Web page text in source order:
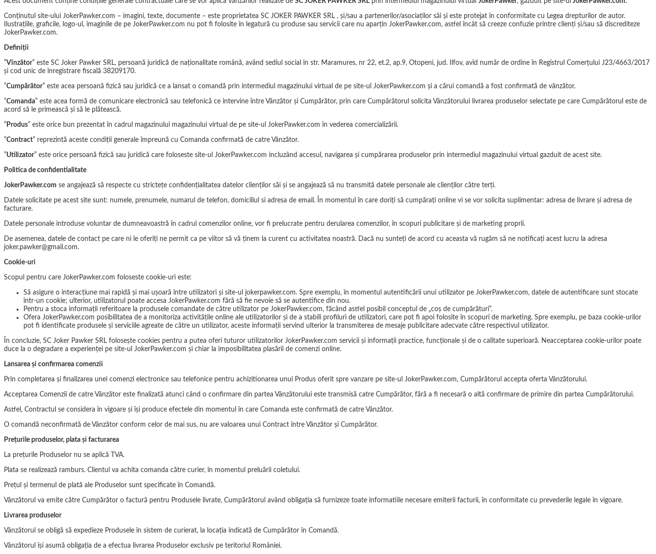
Conținutul site-ului JokerPawker.com – imagini, texte, documente – este proprietatea SC JOKER PAWKER SRL , și/sau a partenerilor/asociaților săi și este protejat în conformitate cu Legea drepturilor de autor.
Ilustrațiile, graficile, logo-ul, imaginile de pe JokerPawker.com nu pot fi folosite în legatură cu produse sau servicii care nu aparțin JokerPawker.com, astfel încât să creeze confuzie printre clienți și/sau să discrediteze
JokerPawker.com.
Definiții
”Vînzător” este SC Joker Pawker SRL, persoană juridică de naționalitate română, având sediul social în str. Maramures, nr 22, et.2, ap.9, Otopeni, jud. Ilfov, avîd număr de ordine în Registrul Comerțului J23/4663/2017
și cod unic de înregistrare fiscală 38209170.
”Cumpărător” este acea persoană fizică sau juridică ce a lansat o comandă prin intermediul magazinului virtual de pe site-ul JokerPawker.com și a cărui comandă a fost confirmată de vânzător.
”Comanda” este acea formă de comunicare electronică sau telefonică ce intervine între Vânzător și Cumpărător, prin care Cumpărătorul solicita Vânzătorului livrarea produselor selectate pe care Cumpărătorul este de
acord să le primească și să le plătească.
” Produs” este orice bun prezentat în cadrul magazinului magazinului virtual de pe site-ul JokerPawker.com în vederea comercializării.
”Contract” reprezintă aceste condiții generale împreună cu Comanda confirmată de catre Vânzător.
”Utilizator” este orice persoană fizică sau juridică care foloseste site-ul JokerPawker.com incluzând accesul, navigarea și cumpărarea produselor prin intermediul magazinului virtual gazduit de acest site.
Politica de confidentialitate
JokerPawker.com se angajează să respecte cu strictețe confidențialitatea datelor clienților săi și se angajează să nu transmită datele personale ale clienților către terți.
Datele solicitate pe acest site sunt: numele, prenumele, numarul de telefon, domiciliul si adresa de email. În momentul în care doriți să cumpărați online vi se vor solicita suplimentar: adresa de livrare și adresa de
facturare.
Datele personale introduse voluntar de dumneavoastră în cadrul comenzilor online, vor fi prelucrate pentru derularea comenzilor, în scopuri publicitare și de marketing proprii.
De asemenea, datele de contact pe care ni le oferiți ne permit ca pe viitor să vă ținem la curent cu activitatea noastră. Dacă nu sunteți de acord cu aceasta vă rugăm să ne notificați acest lucru la adresa
joker.pawker@gmail.com.
Cookie-uri
Scopul pentru care JokerPawker.com foloseste cookie-uri este:
Să asigure o interacțiune mai rapidă și mai ușoară între utilizatori și site-ul jokerpawker.com. Spre exemplu, în momentul autentificării unui utilizator pe JokerPawker.com, datele de autentificare sunt stocate
într-un cookie; ulterior, utilizatorul poate accesa JokerPawker.com fără să fie nevoie să se autentifice din nou.
Pentru a stoca informații referitoare la produsele comandate de către utilizator pe JokerPawker.com, făcând astfel posibil conceptul de „coș de cumpărături”.
Ofera JokerPawker.com posibilitatea de a monitoriza activitățile online ale utilizatorilor și de a stabili profiluri de utilizatori, care pot fi apoi folosite în scopuri de marketing. Spre exemplu, pe baza cookie-urilor
pot fi identificate produsele și serviciile agreate de către un utilizator, aceste informații servind ulterior la transmiterea de mesaje publicitare adecvate către respectivul utilizator.
În concluzie, SC Joker Pawker SRL folosește cookies pentru a putea oferi tuturor utilizatorilor JokerPawker.com servicii și informații practice, funcționale și de o calitate superioară. Neacceptarea cookie-urilor poate
duce la o degradare a experienței pe site-ul JokerPawker.com și chiar la imposibilitatea plasării de comenzi online.
Lansarea și confirmarea comenzii
Prin completarea și finalizarea unei comenzi electronice sau telefonice pentru achizitionarea unui Produs oferit spre vanzare pe site-ul JokerPawker.com, Cumpărătorul accepta oferta Vânzătorului.
Acceptarea Comenzii de catre Vânzător este finalizată atunci când o confirmare din partea Vânzătorului este transmisă catre Cumpărător, fără a fi necesară o altă confirmare de primire din partea Cumpărătorului.
Astfel, Contractul se considera în vigoare și își produce efectele din momentul în care Comanda este confirmată de catre Vânzător.
O comandă neconfirmată de Vânzător conform celor de mai sus, nu are valoarea unui Contract între Vânzător și Cumpărător.
Prețurile produselor, plata și facturarea
La prețurile Produselor nu se aplică TVA.
Plata se realizează ramburs. Clientul va achita comanda către curier, în momentul preluării coletului.
Prețul și termenul de plată ale Produselor sunt specificate în Comandă.
Vânzătorul va emite către Cumpărător o factură pentru Produsele livrate, Cumpărătorul având obligația să furnizeze toate informatiile necesare emiterii facturii, în conformitate cu prevederile legale în vigoare.
Livrarea produselor
Vânzătorul se obligă să expedieze Produsele în sistem de curierat, la locația indicată de Cumpărător în Comandă.
Vânzătorul își asumă obligația de a efectua livrarea Produselor exclusiv pe teritoriul României.